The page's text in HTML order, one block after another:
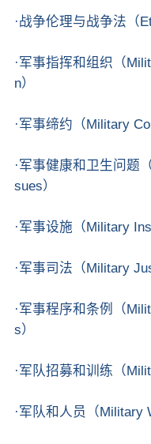
·战争伦理与战争法（
·军事指挥和组织（
n）
·军事缔约（Military
·军事健康和卫生问题
sues）
·军事设施（Military
·军事司法（Military
·军事程序和条例（
s）
·军队招募和训练（
·军队和人员（Military